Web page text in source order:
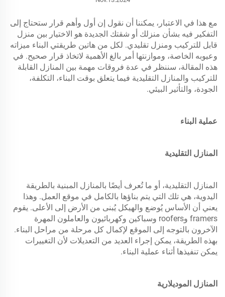
مع هذا في الاعتبار، يمكننا أن نقول إن أول وأهم قرار ستحتاج إلى
التفكير فيه بشأن منزلك أو شقتك الجديدة هو الاختيار بين منزل
قابل للتركيب ومنزل تقليدي. لكل من هاتين طريقتي البناء ميزاته
وعيوبه الخاصة، وموازنتها أمر بالغ الأهمية لاتخاذ قرار صحيح. في
هذه المقالة، سننظر في عدة فروقات مهمة بين المنازل القابلة
للتركيب والمنازل التقليدية فيما يتعلق بوقت البناء، التكلفة،
الجودة، والتأثير البيئي.
عملية البناء
المنازل التقليدية
المنازل التقليدية، أو ما تُعرف أيضًا بالمنازل المبنية بالطريقة
اليدوية، هي تلك التي يتم بناؤها بالكامل في موقع العمل. وهذا
يعني أن الأساس يُوضع والهيكل يُبنى من الأرض إلى الأعلى. يقوم
framers وroofers وسباكين وكهربائيون والعاملون المهرة
الآخرون بالتوجه إلى الموقع لإكمال كل مرحلة من مراحل البناء.
بهذه الطريقة، يمكن إجراء العديد من التعديلات لأن التغييرات
يمكن تنفيذها أثناء عملية البناء.
المنازل الموديلارية